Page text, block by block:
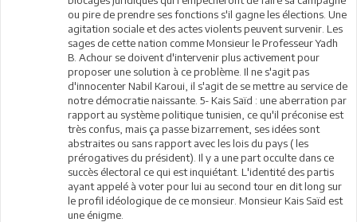
ou pire de prendre ses fonctions s'il gagne les élections. Une
agitation sociale et des actes violents peuvent survenir. Les
sages de cette nation comme Monsieur le Professeur Yadh
B. Achour se doivent d'intervenir plus activement pour
proposer une solution à ce problème. Il ne s'agit pas
d'innocenter Nabil Karoui, il s'agit de se mettre au service de
notre démocratie naissante. 5- Kais Saïd : une aberration par
rapport au système politique tunisien, ce qu'il préconise est
très confus, mais ça passe bizarrement, ses idées sont
abstraites ou sans rapport avec les lois du pays ( les
prérogatives du président). Il y a une part occulte dans ce
succès électoral ce qui est inquiétant. L'identité des partis
ayant appelé à voter pour lui au second tour en dit long sur
le profil idéologique de ce monsieur. Monsieur Kais Saïd est
une énigme.